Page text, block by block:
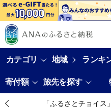
カテゴリ 地域 ランキ
寄付額 旅先を探す
「ふるさとチョイ